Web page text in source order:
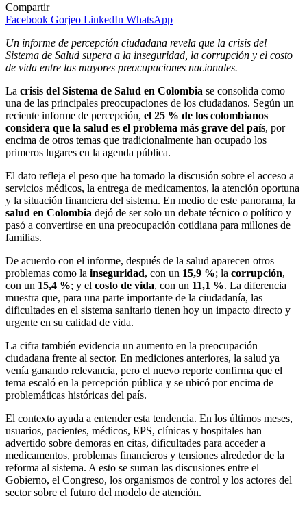
Compartir
Facebook Gorjeo LinkedIn WhatsApp
Un informe de percepción ciudadana revela que la crisis del
Sistema de Salud supera a la inseguridad, la corrupción y el costo
de vida entre las mayores preocupaciones nacionales.
La crisis del Sistema de Salud en Colombia se consolida como
una de las principales preocupaciones de los ciudadanos. Según un
reciente informe de percepción, el 25 % de los colombianos
considera que la salud es el problema más grave del país, por
encima de otros temas que tradicionalmente han ocupado los
primeros lugares en la agenda pública.
El dato refleja el peso que ha tomado la discusión sobre el acceso a
servicios médicos, la entrega de medicamentos, la atención oportuna
y la situación financiera del sistema. En medio de este panorama, la
salud en Colombia dejó de ser solo un debate técnico o político y
pasó a convertirse en una preocupación cotidiana para millones de
familias.
De acuerdo con el informe, después de la salud aparecen otros
problemas como la inseguridad, con un 15,9 %; la corrupción,
con un 15,4 %; y el costo de vida, con un 11,1 %. La diferencia
muestra que, para una parte importante de la ciudadanía, las
dificultades en el sistema sanitario tienen hoy un impacto directo y
urgente en su calidad de vida.
La cifra también evidencia un aumento en la preocupación
ciudadana frente al sector. En mediciones anteriores, la salud ya
venía ganando relevancia, pero el nuevo reporte confirma que el
tema escaló en la percepción pública y se ubicó por encima de
problemáticas históricas del país.
El contexto ayuda a entender esta tendencia. En los últimos meses,
usuarios, pacientes, médicos, EPS, clínicas y hospitales han
advertido sobre demoras en citas, dificultades para acceder a
medicamentos, problemas financieros y tensiones alrededor de la
reforma al sistema. A esto se suman las discusiones entre el
Gobierno, el Congreso, los organismos de control y los actores del
sector sobre el futuro del modelo de atención.